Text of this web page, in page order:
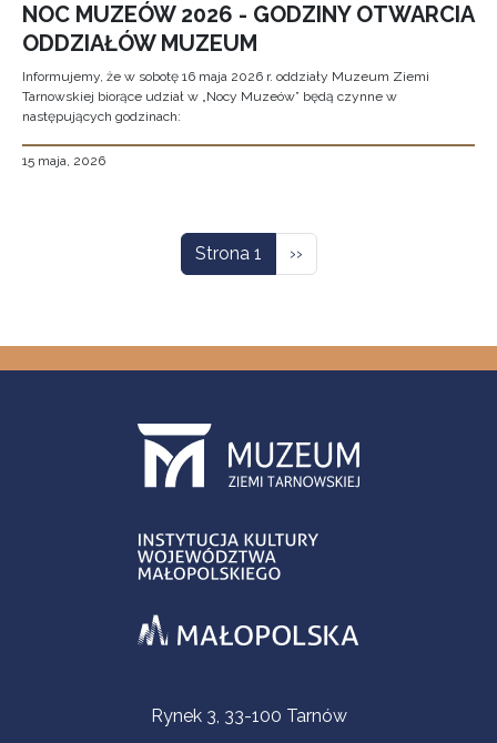
NOC MUZEÓW 2026 - GODZINY OTWARCIA
ODDZIAŁÓW MUZEUM
Informujemy, że w sobotę 16 maja 2026 r. oddziały Muzeum Ziemi
Tarnowskiej biorące udział w „Nocy Muzeów” będą czynne w
następujących godzinach:
15 maja, 2026
Strona 1 Następna strona
››
Informacje kontaktoweRynek 3, 33-100 Tarnów